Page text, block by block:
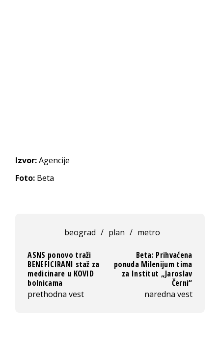
Izvor:Agencije
Foto: Beta
beograd / plan / metro
ASNS ponovo traži
BENEFICIRANI staž za
medicinare u KOVID
bolnicama
prethodna vest
Beta: Prihvaćena
ponuda Milenijum tima
za Institut „Jaroslav
Černi“
naredna vest